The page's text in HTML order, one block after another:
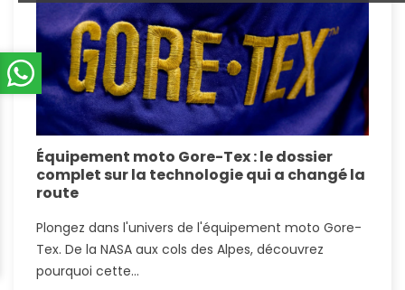
Équipement moto Gore-Tex : le dossier
complet sur la technologie qui a changé la
route
Plongez dans l'univers de l'équipement moto Gore-
Tex. De la NASA aux cols des Alpes, découvrez
pourquoi cette...